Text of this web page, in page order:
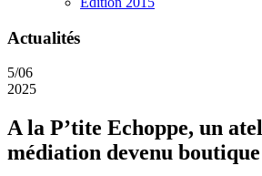
Actualités
5/06
2025
A la P’tite Echoppe, un
médiation devenu boutique